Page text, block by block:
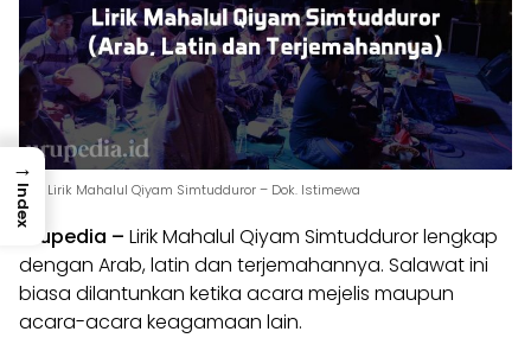
Lirik Lirik Mahalul Qiyam Simtudduror – Dok. Istimewa
Urupedia – Lirik Mahalul Qiyam Simtudduror lengkap
dengan Arab, latin dan terjemahannya. Salawat ini
biasa dilantunkan ketika acara mejelis maupun
acara-acara keagamaan lain.
→
Index